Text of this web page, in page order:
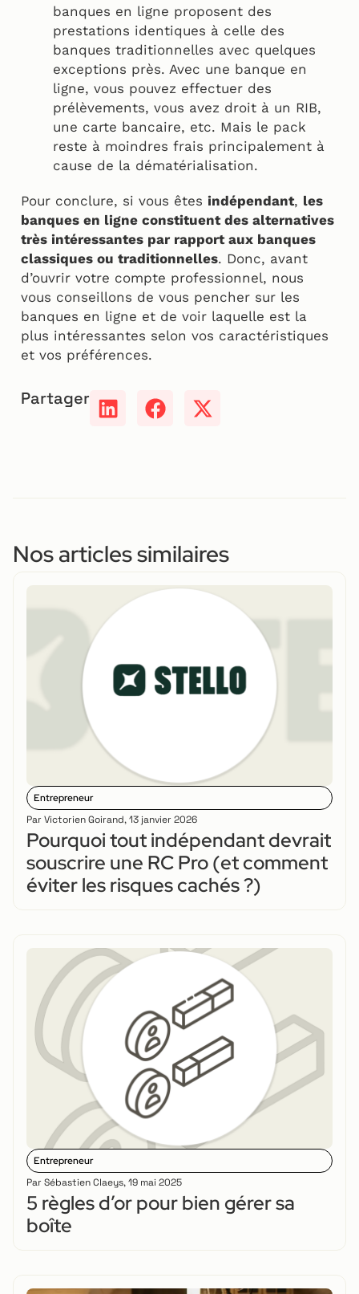
banques en ligne proposent des
prestations identiques à celle des
banques traditionnelles avec quelques
exceptions près. Avec une banque en
ligne, vous pouvez effectuer des
prélèvements, vous avez droit à un RIB,
une carte bancaire, etc. Mais le pack
reste à moindres frais principalement à
cause de la dématérialisation.
Pour conclure, si vous êtes indépendant, les
banques en ligne constituent des alternatives
très intéressantes par rapport aux banques
classiques ou traditionnelles. Donc, avant
d’ouvrir votre compte professionnel, nous
vous conseillons de vous pencher sur les
banques en ligne et de voir laquelle est la
plus intéressantes selon vos caractéristiques
et vos préférences.
Partager
Nos articles similaires
Entrepreneur
Par Victorien Goirand,13 janvier 2026
Pourquoi tout indépendant devrait
souscrire une RC Pro (et comment
éviter les risques cachés ?)
Entrepreneur
Par Sébastien Claeys,19 mai 2025
5 règles d’or pour bien gérer sa
boîte